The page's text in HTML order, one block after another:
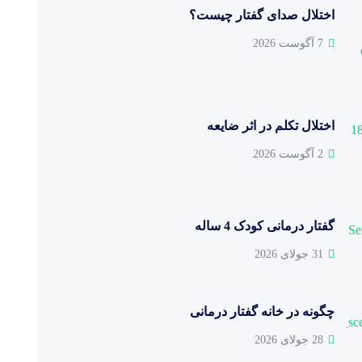
اختلال صدای گفتار چیست؟
7 آگوست 2026
اختلال تکلم در اثر ضایعه
2 آگوست 2026
گفتار درمانی کودک 4 ساله
31 جولای 2026
چگونه در خانه گفتار درمانی
28 جولای 2026